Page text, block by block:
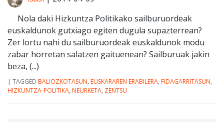
Nola daki Hizkuntza Politikako sailburuordeak
euskaldunok gutxiago egiten dugula supazterrean?
Zer lortu nahi du sailburuordeak euskaldunok modu
zabar horretan salatzen gaituenean? Sailburuak jakin
beza, (...)
| TAGGED BALIOZKOTASUN, EUSKARAREN ERABILERA, FIDAGARRITASUN,
HIZKUNTZA-POLITIKA, NEURKETA, ZENTSU